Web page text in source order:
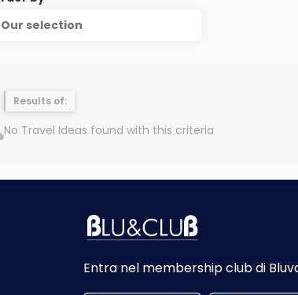
Our selection
Results of:
No Travel Ideas found with this criteria
Entra nel membership club di